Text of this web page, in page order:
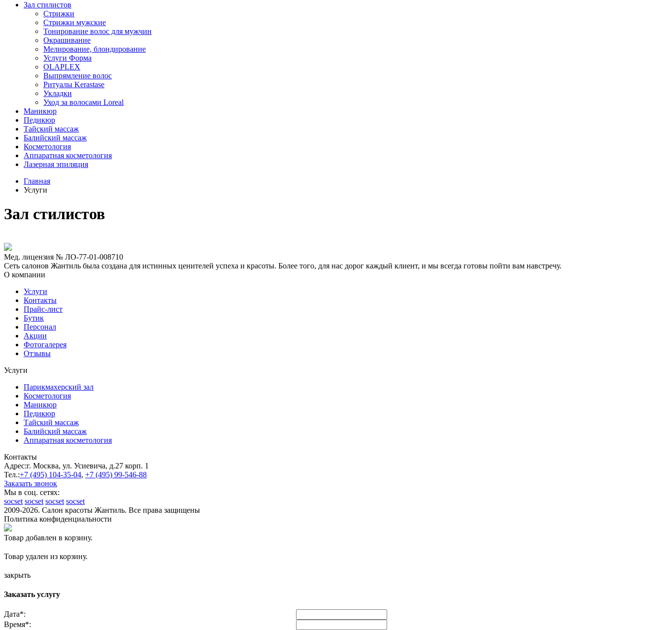
Зал стилистов
Стрижки
Стрижки мужские
Тонирование волос для мужчин
Окрашивание
Мелирование, блондирование
Услуги Форма
OLAPLEX
Выпрямление волос
Ритуалы Kerastase
Укладки
Уход за волосами Loreal
Маникюр
Педикюр
Тайский массаж
Балийский массаж
Косметология
Аппаратная косметология
Лазерная эпиляция
Главная
Услуги
Зал стилистов
Мед. лицензия № ЛО-77-01-008710
Сеть салонов Жантиль была создана для истинных ценителей успеха и красоты. Более того, для нас дорог каждый клиент, и мы всегда готовы пойти вам навстречу.
О компании
Услуги
Контакты
Прайс-лист
Бутик
Персонал
Акции
Фотогалерея
Отзывы
Услуги
Парикмахерский зал
Косметология
Маникюр
Педикюр
Тайский массаж
Балийский массаж
Аппаратная косметология
Контакты
Адрес:г. Москва, ул. Усиевича, д.27 корп. 1
Тел.:+7 (495) 104-35-04, +7 (495) 99-546-88
Заказать звонок
Мы в соц. сетях:
socset socset socset socset
2009-2026. Салон красоты Жантиль. Все права защищены
Политика конфиденциальности
Товар добавлен в корзину.
Товар удален из корзину.
закрыть
Заказать услугу
Дата*:
Время*: